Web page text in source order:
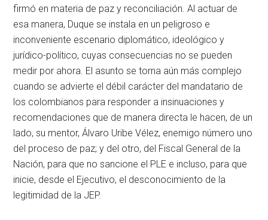
firmó en materia de paz y reconciliación. Al actuar de
esa manera, Duque se instala en un peligroso e
inconveniente escenario diplomático, ideológico y
jurídico-político, cuyas consecuencias no se pueden
medir por ahora. El asunto se torna aún más complejo
cuando se advierte el débil carácter del mandatario de
los colombianos para responder a insinuaciones y
recomendaciones que de manera directa le hacen, de un
lado, su mentor, Álvaro Uribe Vélez, enemigo número uno
del proceso de paz; y del otro, del Fiscal General de la
Nación, para que no sancione el PLE e incluso, para que
inicie, desde el Ejecutivo, el desconocimiento de la
legitimidad de la JEP.